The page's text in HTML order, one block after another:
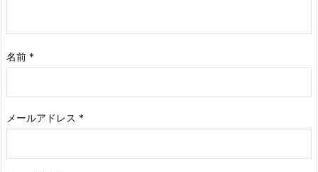
名前 *
メールアドレス *